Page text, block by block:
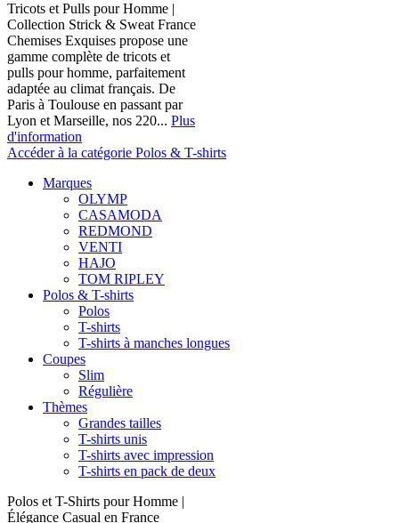
Tricots et Pulls pour Homme |
Collection Strick & Sweat France
Chemises Exquises propose une
gamme complète de tricots et
pulls pour homme, parfaitement
adaptée au climat français. De
Paris à Toulouse en passant par
Lyon et Marseille, nos 220... Plus
d'information
Accéder à la catégorie Polos & T-shirts
Marques
OLYMP
CASAMODA
REDMOND
VENTI
HAJO
TOM RIPLEY
Polos & T-shirts
Polos
T-shirts
T-shirts à manches longues
Coupes
Slim
Régulière
Thèmes
Grandes tailles
T-shirts unis
T-shirts avec impression
T-shirts en pack de deux
Polos et T-Shirts pour Homme |
Élégance Casual en France